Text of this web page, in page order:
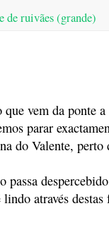
de ruivães (grande)
vem da ponte
parar
do Valente,
passa
através